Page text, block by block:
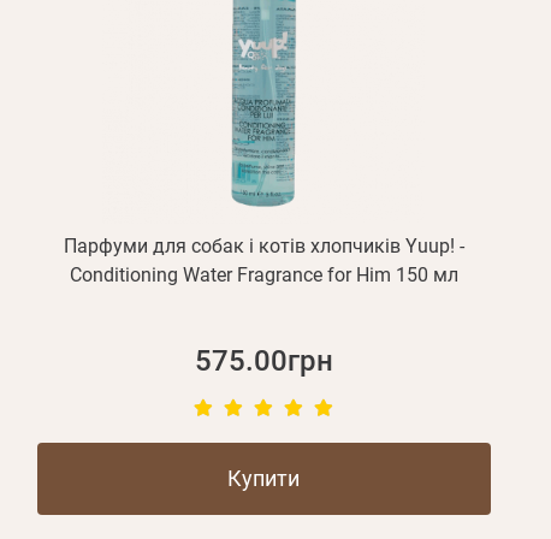
Парфуми для собак і котів хлопчиків Yuup! -
Conditioning Water Fragrance for Him 150 мл
575.00грн
Купити
Зареєструватися